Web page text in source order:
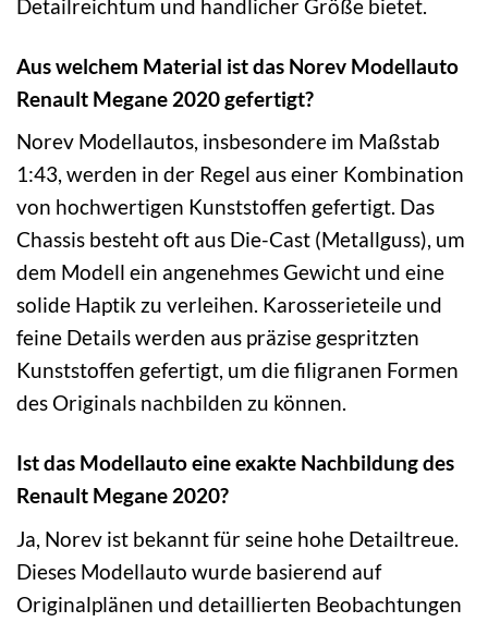
Detailreichtum und handlicher Größe bietet.
Aus welchem Material ist das Norev Modellauto
Renault Megane 2020 gefertigt?
Norev Modellautos, insbesondere im Maßstab
1:43, werden in der Regel aus einer Kombination
von hochwertigen Kunststoffen gefertigt. Das
Chassis besteht oft aus Die-Cast (Metallguss), um
dem Modell ein angenehmes Gewicht und eine
solide Haptik zu verleihen. Karosserieteile und
feine Details werden aus präzise gespritzten
Kunststoffen gefertigt, um die filigranen Formen
des Originals nachbilden zu können.
Ist das Modellauto eine exakte Nachbildung des
Renault Megane 2020?
Ja, Norev ist bekannt für seine hohe Detailtreue.
Dieses Modellauto wurde basierend auf
Originalplänen und detaillierten Beobachtungen